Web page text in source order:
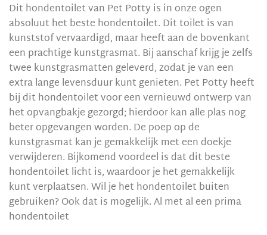
Dit hondentoilet van Pet Potty is in onze ogen
absoluut het beste hondentoilet. Dit toilet is van
kunststof vervaardigd, maar heeft aan de bovenkant
een prachtige kunstgrasmat. Bij aanschaf krijg je zelfs
twee kunstgrasmatten geleverd, zodat je van een
extra lange levensduur kunt genieten. Pet Potty heeft
bij dit hondentoilet voor een vernieuwd ontwerp van
het opvangbakje gezorgd; hierdoor kan alle plas nog
beter opgevangen worden. De poep op de
kunstgrasmat kan je gemakkelijk met een doekje
verwijderen. Bijkomend voordeel is dat dit beste
hondentoilet licht is, waardoor je het gemakkelijk
kunt verplaatsen. Wil je het hondentoilet buiten
gebruiken? Ook dat is mogelijk. Al met al een prima
hondentoilet